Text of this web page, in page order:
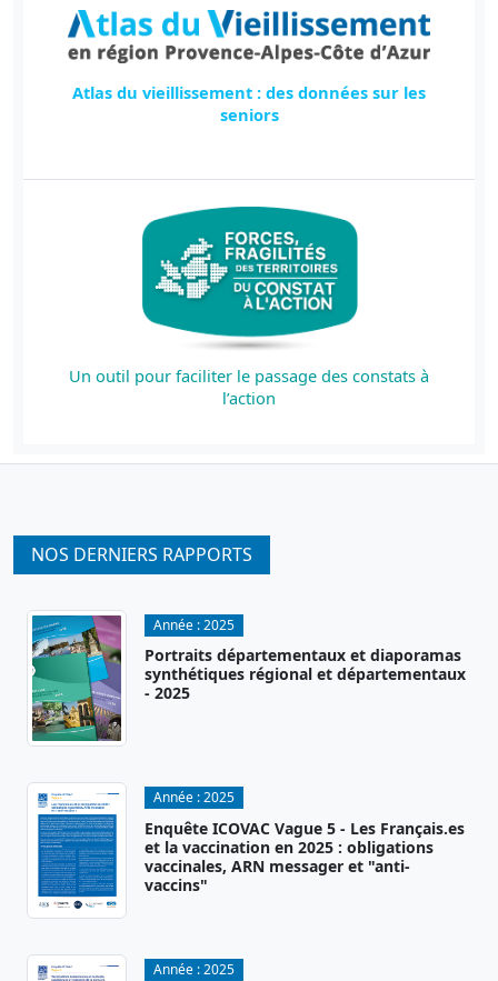
Atlas du vieillissement : des données sur les
seniors
Un outil pour faciliter le passage des constats à
l’action
NOS DERNIERS RAPPORTS
Année :2025
Portraits départementaux et diaporamas
synthétiques régional et départementaux
- 2025
Année :2025
Enquête ICOVAC Vague 5 - Les Français.es
et la vaccination en 2025 : obligations
vaccinales, ARN messager et "anti-
vaccins"
Année :2025